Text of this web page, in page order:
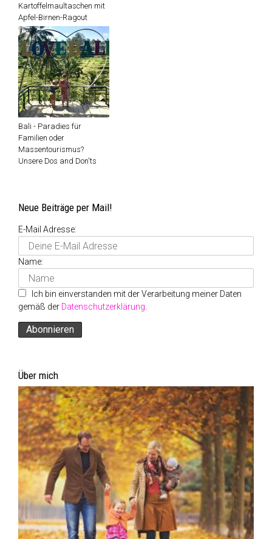
Kartoffelmaultaschen mit
Apfel-Birnen-Ragout
Bali - Paradies für
Familien oder
Massentourismus?
Unsere Dos and Don'ts
Neue Beiträge per Mail!
E-Mail Adresse:
Name:
Ich bin einverstanden mit der Verarbeitung meiner Daten
gemäß der Datenschutzerklärung.
Über mich